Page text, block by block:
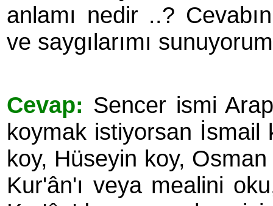
anlamı nedir ..?
ve saygılarımı
Cevap: Sencer ismi
koymak istiyorsan İsmail
koy, Hüseyin koy,
Kur'ân'ı veya mealini